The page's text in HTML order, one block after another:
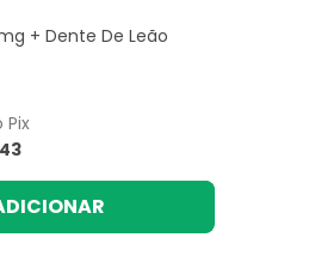
+ Dente De Leão
Pix